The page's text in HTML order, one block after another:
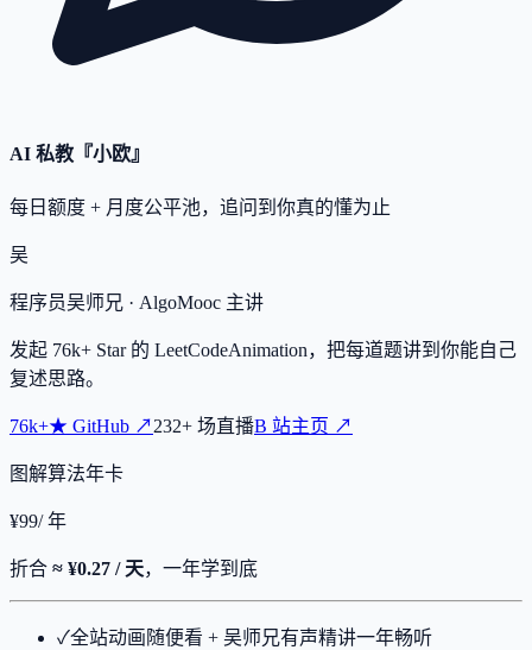
AI 私教『小欧』
每日额度 + 月度公平池，追问到你真的懂为止
吴
程序员吴师兄 · AlgoMooc 主讲
发起 76k+ Star 的 LeetCodeAnimation，把每道题讲到你能自己
复述思路。
76k+★ GitHub ↗232+ 场直播B 站主页 ↗
图解算法年卡
¥99/ 年
折合 ≈ ¥0.27 / 天，一年学到底
✓全站动画随便看 + 吴师兄有声精讲一年畅听